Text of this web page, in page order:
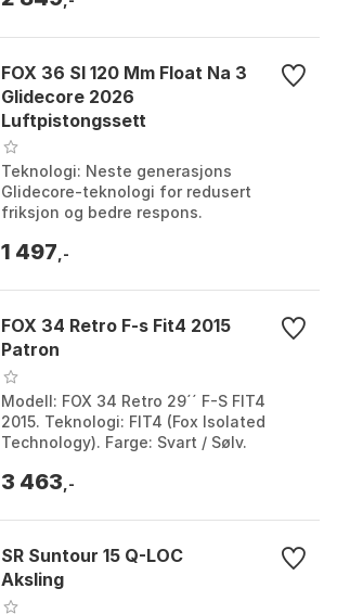
FOX 36 Sl 120 Mm Float Na 3
Glidecore 2026
Luftpistongssett
Teknologi: Neste generasjons
Glidecore-teknologi for redusert
friksjon og bedre respons.
luftfjærsystem med balansert positivt
1 497 ,-
FOX 34 Retro F-s Fit4 2015
Patron
Modell: FOX 34 Retro 29´´ F-S FIT4
2015. Teknologi: FIT4 (Fox Isolated
Technology). Farge: Svart / Sølv.
FOX 34 Retro demp...
3 463 ,-
SR Suntour 15 Q-LOC
Aksling